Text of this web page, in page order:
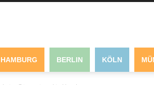
HAMBURG BERLIN KÖLN